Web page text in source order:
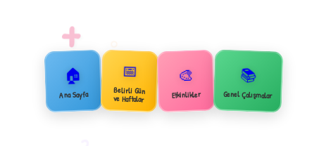
🏠
Ana Sayfa
📅
Belirli Gün
ve Haftalar
🎨
Etkinlikler
📚
Genel Çalışmalar
+